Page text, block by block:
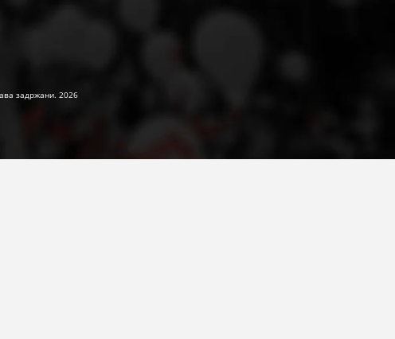
задржани. 2026